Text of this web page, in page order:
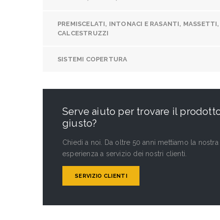
PREMISCELATI, INTONACI E RASANTI, MASSETTI,
CALCESTRUZZI
SISTEMI COPERTURA
Serve aiuto per trovare il
giusto?
Chiedi a noi. Da oltre 50 anni mettiamo la nostra
esperienza a servizio dei nostri clienti.
SERVIZIO CLIENTI